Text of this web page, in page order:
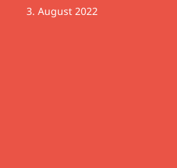
3. August 2022